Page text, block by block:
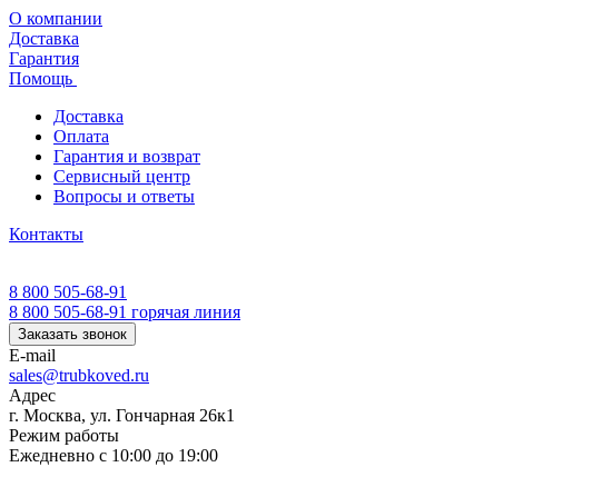
О компании
Доставка
Гарантия
Помощь
Доставка
Оплата
Гарантия и возврат
Сервисный центр
Вопросы и ответы
Контакты
8 800 505-68-91
8 800 505-68-91 горячая линия
Заказать звонок
E-mail
sales@trubkoved.ru
Адрес
г. Москва, ул. Гончарная 26к1
Режим работы
Ежедневно с 10:00 до 19:00